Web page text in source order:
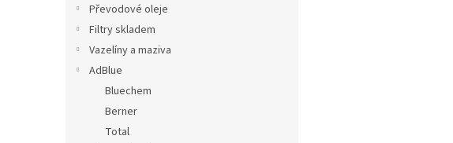
Převodové oleje
Filtry skladem
Vazelíny a maziva
AdBlue
Bluechem
Berner
Total